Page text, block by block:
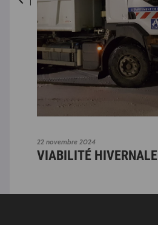
22 novembre 2024
VIABILITÉ HIVERNALE